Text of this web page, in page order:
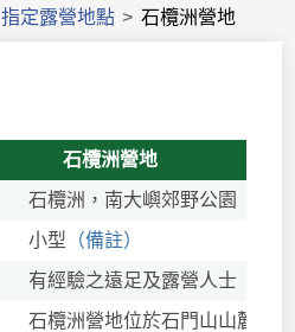
指定露營地點 > 石欖洲營地
石欖洲營地
石欖洲，南大嶼郊野公園
小型 （備註）
有經驗之遠足及露營人士
石欖洲營地位於石門山山麓西